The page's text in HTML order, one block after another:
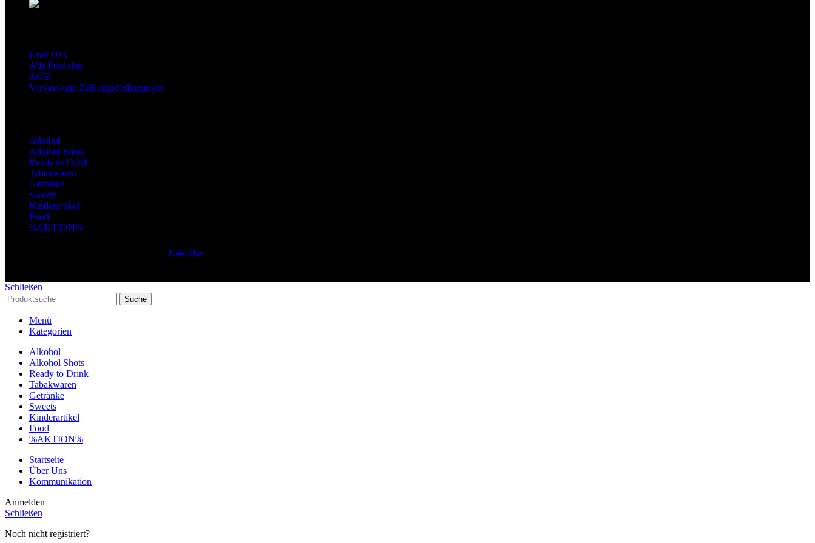
Über Uns
Alle Produkte
AGB
Versand und Zahlungsbedingungen
Alkohol
Alkohol Shots
Ready to Drink
Tabakwaren
Getränke
Sweets
Kinderartikel
Food
%AKTION%
Pozitif Ekip
Schließen
Suche
Menü
Kategorien
Alkohol
Alkohol Shots
Ready to Drink
Tabakwaren
Getränke
Sweets
Kinderartikel
Food
%AKTION%
Startseite
Über Uns
Kommunikation
Anmelden
Schließen
Noch nicht registriert?